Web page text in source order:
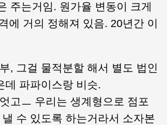
주는거임. 원가율 변동이 크게
에 거의 정해져 있음. 20년간 이
, 그걸 물적분할 해서 별도 법인
데 파파이스랑 비슷.
고ㅡ 우리는 생계형으로 점포
수 있도록 하는거라서 소자본